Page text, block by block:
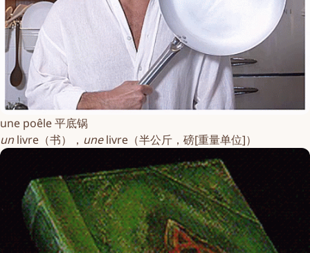
une poêle 平底锅
unlivre （书）， unelivre （半公斤，磅[重量单位]）